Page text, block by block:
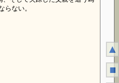
▲
■